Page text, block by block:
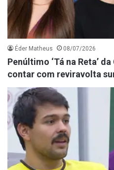
Éder Matheus 08/07/2026
Penúltimo ‘Tá na Reta’
contar com reviravolta